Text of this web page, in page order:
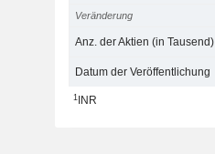
Veränderung
Anz. der Aktien (in Tausend)
Datum der Veröffentlichung
1INR